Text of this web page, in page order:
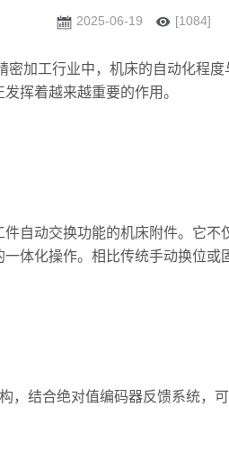
2025-06-19 [1084]
工行业中，机床的自动化程度
挥着越来越重要的作用。
动交换功能的机床附件。它不
体化操作。相比传统手动换位
合绝对值编码器反馈系统，可